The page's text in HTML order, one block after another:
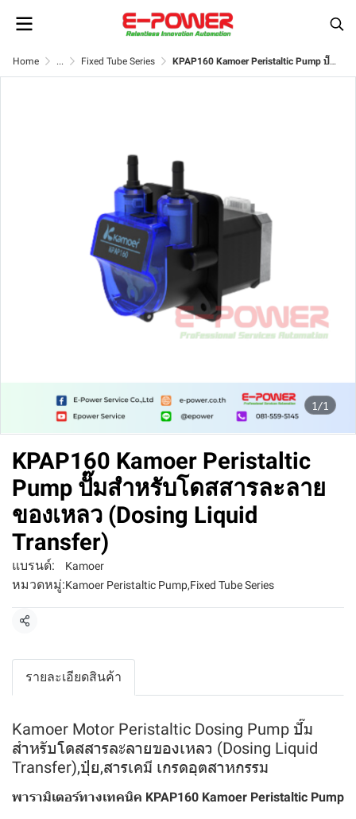
Home ... Fixed Tube Series KPAP160 Kamoer Peristaltic Pump ปั๊มสำหรับโดสสารละลายของเหลว (Dosing Liquid Transfer)
1/1
KPAP160 Kamoer Peristaltic
Pump ปั๊มสำหรับโดสสารละลาย
ของเหลว (Dosing Liquid
Transfer)
แบรนด์: Kamoer
หมวดหมู่:Kamoer Peristaltic Pump,Fixed Tube Series
แชร์
รายละเอียดสินค้า
Kamoer Motor Peristaltic Dosing Pump ปั๊ม
สำหรับโดสสารละลายของเหลว (Dosing Liquid
Transfer),ปุ๋ย,สารเคมี เกรดอุตสาหกรรม
พารามิเตอร์ทางเทคนิค KPAP160 Kamoer Peristaltic Pump